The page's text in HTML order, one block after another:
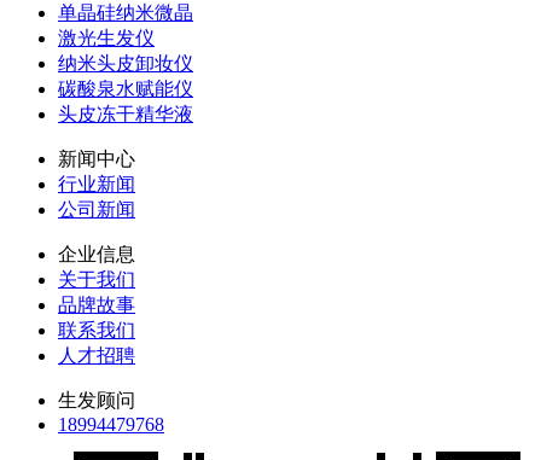
单晶硅纳米微晶
激光生发仪
纳米头皮卸妆仪
碳酸泉水赋能仪
头皮冻干精华液
新闻中心
行业新闻
公司新闻
企业信息
关于我们
品牌故事
联系我们
人才招聘
生发顾问
18994479768